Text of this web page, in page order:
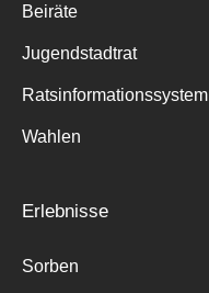
Beiräte
Jugendstadtrat
Ratsinformationssystem
Wahlen
Erlebnisse
Sorben